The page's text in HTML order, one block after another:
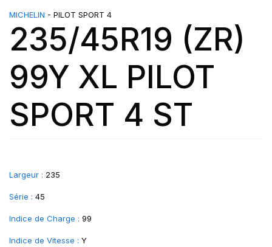
MICHELIN - PILOT SPORT 4
235/45R19 (ZR)
99Y XL PILOT
SPORT 4 ST
Largeur : 235
Série : 45
Indice de Charge : 99
Indice de Vitesse : Y